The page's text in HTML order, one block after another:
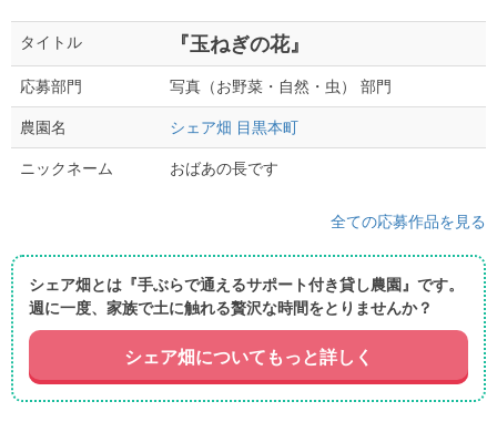
タイトル 『玉ねぎの花』
応募部門 写真（お野菜・自然・虫） 部門
農園名 シェア畑 目黒本町
ニックネーム おばあの長です
全ての応募作品を見る
シェア畑とは『手ぶらで通えるサポート付き貸し農園』です。
週に一度、家族で土に触れる贅沢な時間をとりませんか？
シェア畑についてもっと詳しく